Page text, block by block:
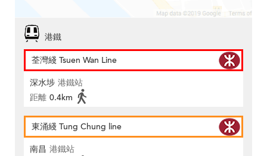
港鐵
荃灣綫 Tsuen Wan Line
深水埗 港鐵站
距離 0.4km
東涌綫 Tung Chung line
南昌 港鐵站